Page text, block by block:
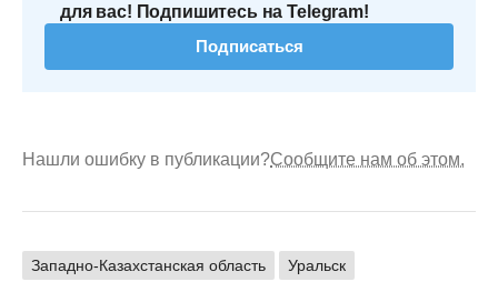
для вас! Подпишитесь на Telegram!
Подписаться
Нашли ошибку в публикации?Сообщите нам об этом.
Западно-Казахстанская область Уральск